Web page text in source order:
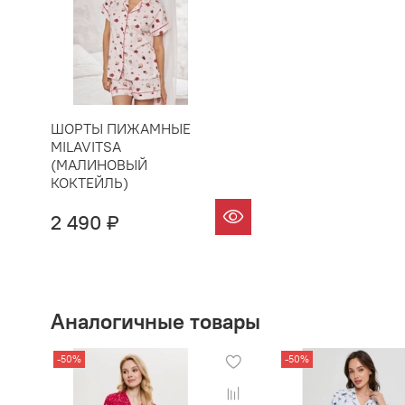
ШОРТЫ ПИЖАМНЫЕ
MILAVITSA
(МАЛИНОВЫЙ
КОКТЕЙЛЬ)
2 490 ₽
Аналогичные товары
-50% -50%